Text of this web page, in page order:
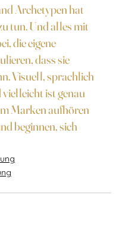
Archetypen hat
tun. Und alles mit
die eigene
dass sie
Visuell, sprachlich
ist genau
Marken aufhören
beginnen, sich